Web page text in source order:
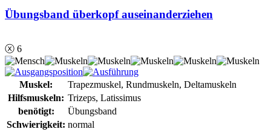
Übungsband überkopf auseinanderziehen
ⓧ 6
Muskel:
Trapezmuskel, Rundmuskeln, Deltamuskeln
Hilfsmuskeln: Trizeps, Latissimus
benötigt:
Übungsband
Schwierigkeit: normal